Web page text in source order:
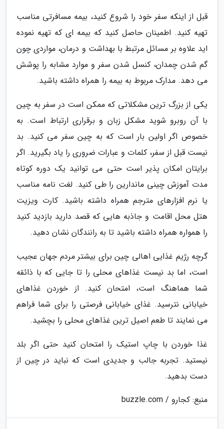
قبل از اینکه سفر خود را شروع کنید، بیمه مسافرتی مناسب
تهیه کنید. اطمینان حاصل کنید که بیمه ای که تهیه نموده
اید علاوه بر مسائل مرتبط با بهداشت و درمان، مواردی چون
گم شدن چمدان، کنسل شدن سفر و موارد مشابه را پوشش
می دهد. مدارک مربوط به بیمه را همراه داشته باشید.
یکی از بزرگ ترین مشکلاتی که ممکن است در سفر به چین
با آن روبرو شوید مشکل زبان و برقراری ارتباط است. به
خصوص اگر اولین بار است که به چین سفر می کنید. بد
نیست قبل از سفر، کلمات و عبارات ضروری را یاد بگیرید. اگر
برایتان امکان پذیر است حتی می توانید یک دوره کوتاه
مدت آموزش چینی ماندارین را طی کنید. لغت نامه مناسب
یا نرم افزارهای مترجم همراه داشته باشید. کارت ویزیت
هتل محل اقامت و جاذبه هایی که قصد دارید بازدید کنید
را همواره همراه داشته باشید تا به رانندگان نشان دهید.
گرچه رژیم غذایی اهالی چین برای بیشتر مردم جهان عجیب
است، اما بد نیست غذاهای محلی را تا جایی که با ذائقه
شما هماهنگ است، امتحان کنید. از خوردن غذاهای
خیابانی نترسید. غذای خیابانی فرصتی را برای شما فراهم
می نمایند تا طعم اصیل ترین غذاهای محلی را بچشید.
غذا خوردن با چاپ استیک را امتحان کنید حتی اگر بلد
نیستید. تجربه جالب و جدیدی است که نباید در چین از
دست بدهید.
منبع: کجارو / buzzle.com